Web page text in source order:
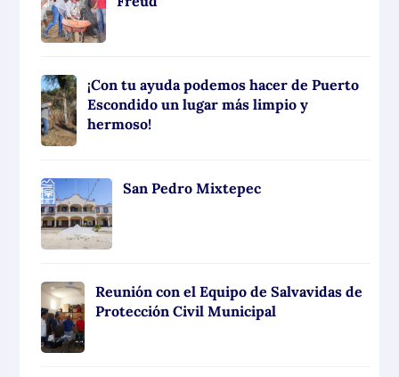
¡Con tu ayuda podemos hacer de Puerto
Escondido un lugar más limpio y
hermoso!
San Pedro Mixtepec
Reunión con el Equipo de Salvavidas de
Protección Civil Municipal